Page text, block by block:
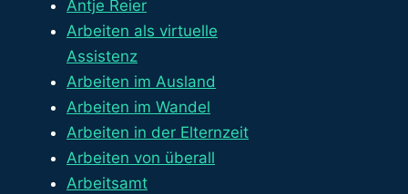
Antje Reier
Arbeiten als virtuelle
Assistenz
Arbeiten im Ausland
Arbeiten im Wandel
Arbeiten in der Elternzeit
Arbeiten von überall
Arbeitsamt